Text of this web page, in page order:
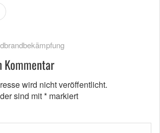
Kommentar
wird nicht veröffentlicht.
sind mit* markiert